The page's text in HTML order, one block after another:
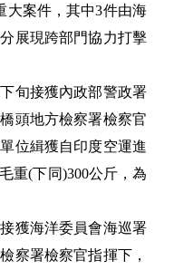
大案件，其中3件由海
展現跨部門協力打擊
旬接獲內政部警政署
頭地方檢察署檢察官
位緝獲自印度空運進
重(下同)300公斤，為
獲海洋委員會海巡署
察署檢察官指揮下，